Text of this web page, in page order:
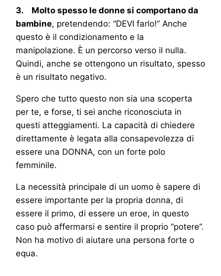
3. Molto spesso le donne si comportano da
bambine, pretendendo: “DEVI farlo!” Anche
questo è il condizionamento e la
manipolazione. È un percorso verso il nulla.
Quindi, anche se ottengono un risultato, spesso
è un risultato negativo.
Spero che tutto questo non sia una scoperta
per te, e forse, ti sei anche riconosciuta in
questi atteggiamenti. La capacità di chiedere
direttamente è legata alla consapevolezza di
essere una DONNA, con un forte polo
femminile.
La necessità principale di un uomo è sapere di
essere importante per la propria donna, di
essere il primo, di essere un eroe, in questo
caso può affermarsi e sentire il proprio “potere”.
Non ha motivo di aiutare una persona forte o
equa.